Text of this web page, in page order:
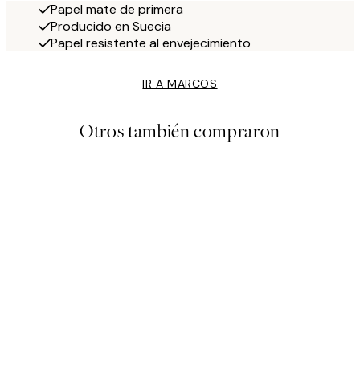
Papel mate de primera
Producido en Suecia
Papel resistente al envejecimiento
IR A MARCOS
Otros también compraron